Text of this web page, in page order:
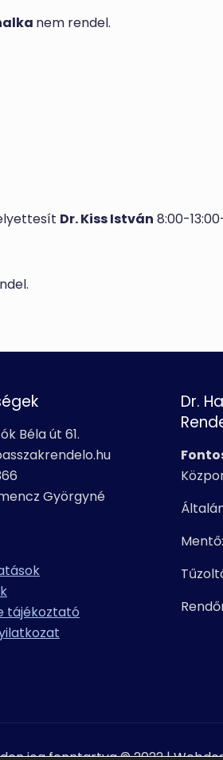
nem rendel.
Dr. Kiss István 8:00-
Béla út 61.
Györgyné
tájékoztató
Dr.